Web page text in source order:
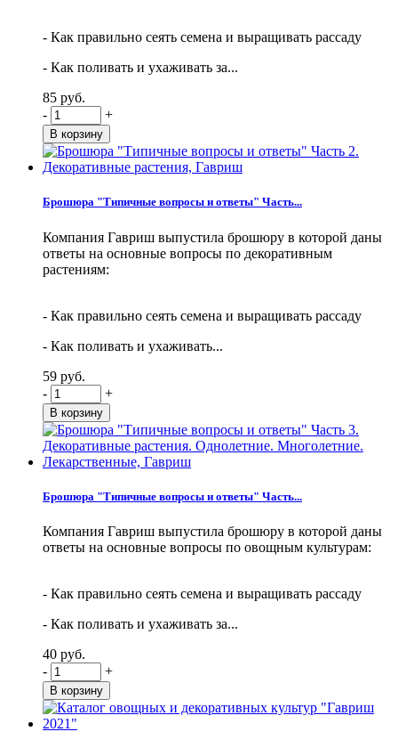
- Как правильно сеять семена и выращивать рассаду
- Как поливать и ухаживать за...
85 руб.
-
+
Брошюра "Типичные вопросы и ответы" Часть...
Компания Гавриш выпустила брошюру в которой даны
ответы на основные вопросы по декоративным
растениям:
- Как правильно сеять семена и выращивать рассаду
- Как поливать и ухаживать...
59 руб.
-
+
Брошюра "Типичные вопросы и ответы" Часть...
Компания Гавриш выпустила брошюру в которой даны
ответы на основные вопросы по овощным культурам:
- Как правильно сеять семена и выращивать рассаду
- Как поливать и ухаживать за...
40 руб.
-
+